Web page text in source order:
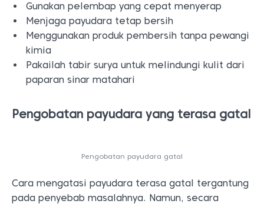
Pengobatan payudara gatal
Cara mengatasi payudara terasa gatal tergantung
pada penyebab masalahnya. Namun, secara
lakukan segera:
Krim steroid topikal yang dijual bebas seperti
gatal. Jika tidak membantu setelah seminggu,
hentikan penggunaannya dan konsultasikan dengan